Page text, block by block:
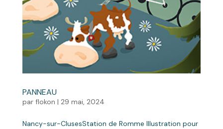
PANNEAU
par flokon | 29 mai, 2024
Nancy-sur-ClusesStation de Romme Illustration pour